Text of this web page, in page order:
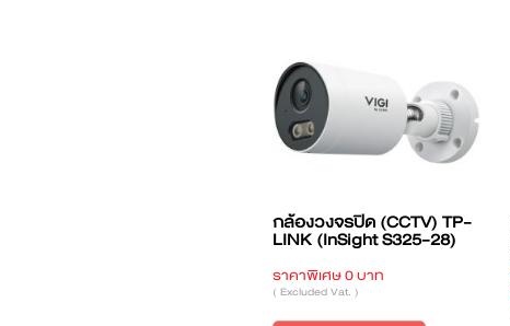
กล้องวงจรปิด (CCTV) TP-
LINK (InSight S325-28)
ราคาพิเศษ 0 บาท
( Excluded Vat. )